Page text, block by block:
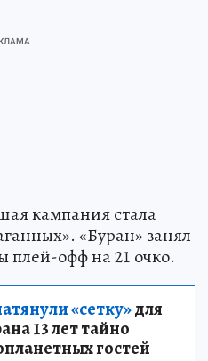
кампания стала
«Буран» занял
плей-офф на 21 очко.
«сетку»для
13 лет тайно
гостей